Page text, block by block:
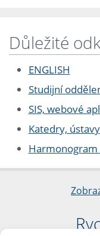
Důležité
ENGLISH
Studijní
SIS, webové
Katedry,
Harmonogram